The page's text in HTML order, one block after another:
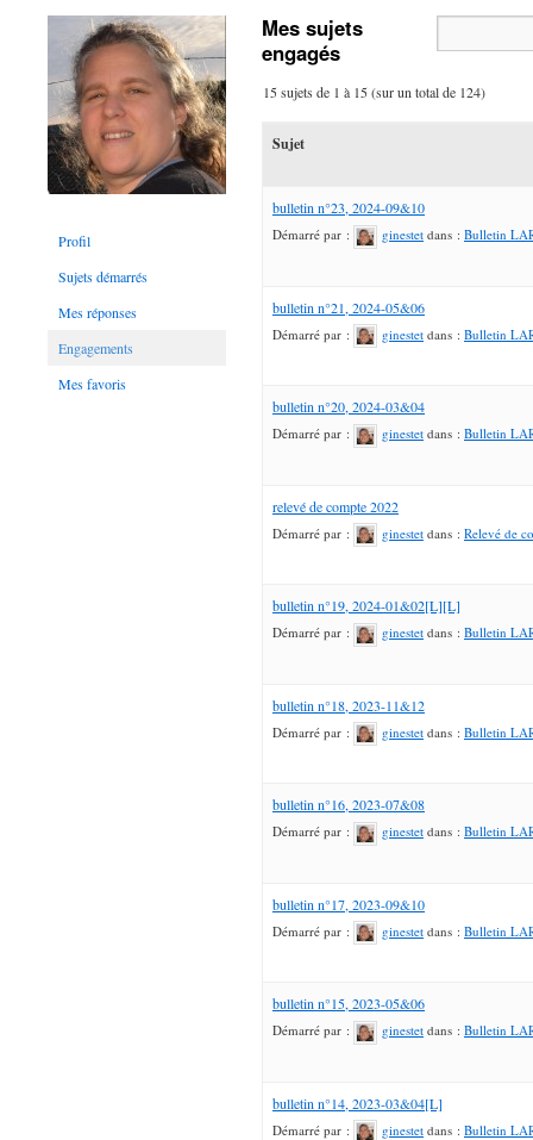
Profil
Sujets démarrés
Mes réponses
Engagements
Mes favoris
Mes sujets
engagés
15 sujets de 1 à 15 (sur un total de 124)
Sujet
bulletin n°23, 2024-09&10
Démarré par : ginestet dans : Bulletin
bulletin n°21, 2024-05&06
Démarré par : ginestet dans : Bulletin
bulletin n°20, 2024-03&04
Démarré par : ginestet dans : Bulletin
relevé de compte 2022
Démarré par : ginestet dans : Relevé de
bulletin n°19, 2024-01&02[L][L]
Démarré par : ginestet dans : Bulletin
bulletin n°18, 2023-11&12
Démarré par : ginestet dans : Bulletin
bulletin n°16, 2023-07&08
Démarré par : ginestet dans : Bulletin
bulletin n°17, 2023-09&10
Démarré par : ginestet dans : Bulletin
bulletin n°15, 2023-05&06
Démarré par : ginestet dans : Bulletin
bulletin n°14, 2023-03&04[L]
Démarré par : ginestet dans : Bulletin